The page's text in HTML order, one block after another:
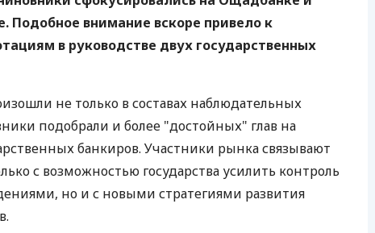
ЕЖЕМЕСЯЧНЫЙ ОБЗОР
КЕШБЭКА
Подобное внимание вскоре привело к
в руководстве двух государственных
не только в составах наблюдательных
подобрали и более "достойных" глав на
банкиров. Участники рынка связывают
с возможностью государства усилить контроль
но и с новыми стратегиями развития